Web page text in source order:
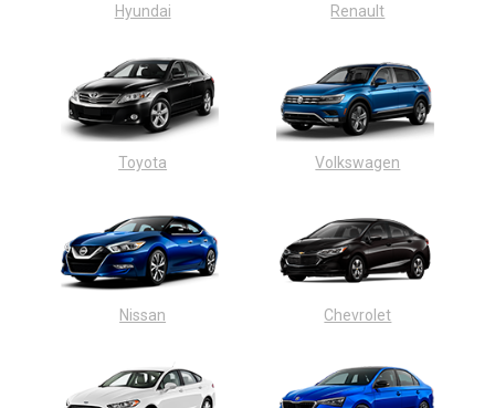
Hyundai Renault
Toyota Volkswagen
Nissan Chevrolet